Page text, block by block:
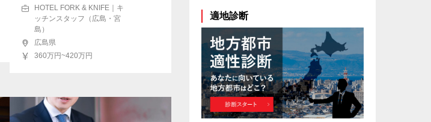
HOTEL FORK & KNIFE｜キ
ッチンスタッフ（広島・宮
島）
広島県
360万円~420万円
適地診断